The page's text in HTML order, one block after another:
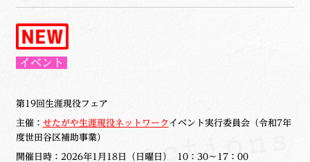
イベント
第19回生涯現役フェア
主催： せたがや生涯現役ネットワーク イベント実行委員会（令和7年
度世田谷区補助事業）
開催日時：2026年1月18日（日曜日） 10：30～17：00